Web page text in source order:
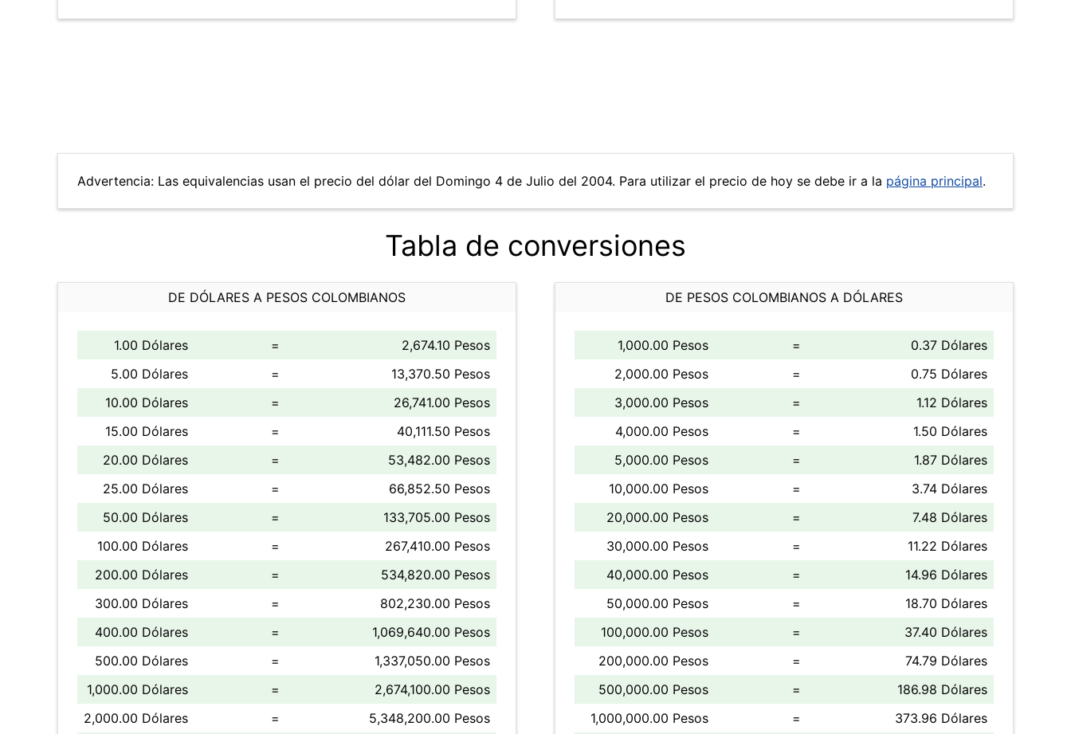
Advertencia: Las equivalencias usan el precio del dólar del Domingo 4 de Julio del 2004. Para utilizar el precio de hoy se debe ir a la página principal.
Tabla de conversiones
DE DÓLARES A PESOS COLOMBIANOS
1.00 Dólares =
2,674.10 Pesos
5.00 Dólares
=
13,370.50 Pesos
10.00 Dólares
=
26,741.00 Pesos
15.00 Dólares
=
40,111.50 Pesos
20.00 Dólares
=
53,482.00 Pesos
25.00 Dólares
=
66,852.50 Pesos
50.00 Dólares
=
133,705.00 Pesos
100.00 Dólares
=
267,410.00 Pesos
200.00 Dólares
=
534,820.00 Pesos
300.00 Dólares
=
802,230.00 Pesos
400.00 Dólares
=
1,069,640.00 Pesos
500.00 Dólares
=
1,337,050.00 Pesos
1,000.00 Dólares
=
2,674,100.00 Pesos
2,000.00 Dólares
= 5,348,200.00 Pesos
DE PESOS COLOMBIANOS A DÓLARES
1,000.00 Pesos =
0.37 Dólares
2,000.00 Pesos
=
0.75 Dólares
3,000.00 Pesos
=
1.12 Dólares
4,000.00 Pesos
=
1.50 Dólares
5,000.00 Pesos
=
1.87 Dólares
10,000.00 Pesos
=
3.74 Dólares
20,000.00 Pesos
=
7.48 Dólares
30,000.00 Pesos
=
11.22 Dólares
40,000.00 Pesos
=
14.96 Dólares
50,000.00 Pesos
=
18.70 Dólares
100,000.00 Pesos
=
37.40 Dólares
200,000.00 Pesos
=
74.79 Dólares
500,000.00 Pesos
=
186.98 Dólares
1,000,000.00 Pesos
= 373.96 Dólares